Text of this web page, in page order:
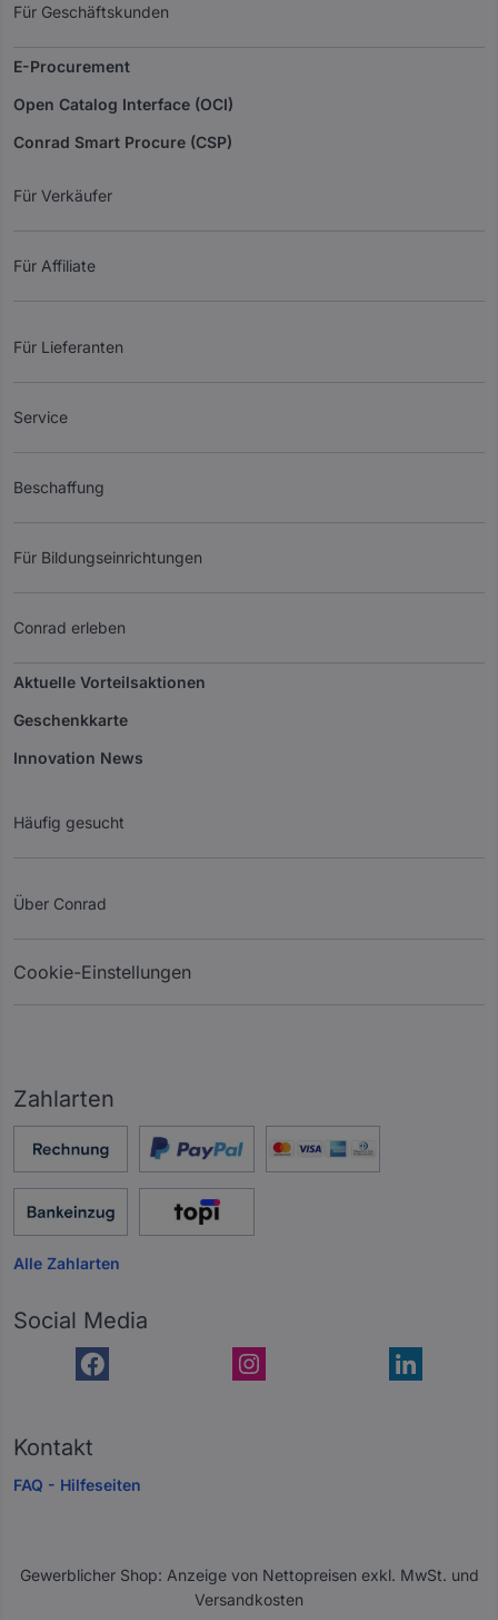
Für Geschäftskunden
E-Procurement
Open Catalog Interface (OCI)
Conrad Smart Procure (CSP)
Für Verkäufer
Für Affiliate
Für Lieferanten
Service
Beschaffung
Für Bildungseinrichtungen
Conrad erleben
Aktuelle Vorteilsaktionen
Geschenkkarte
Innovation News
Häufig gesucht
Über Conrad
Cookie-Einstellungen
Zahlarten
Alle Zahlarten
Social Media
Kontakt
FAQ - Hilfeseiten
Gewerblicher Shop: Anzeige von Nettopreisen exkl. MwSt. und
Versandkosten